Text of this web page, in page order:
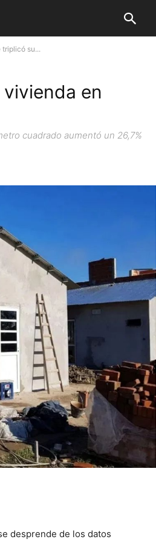
triplicó su...
en
cuadrado aumentó un 26,7%
desprende de los datos